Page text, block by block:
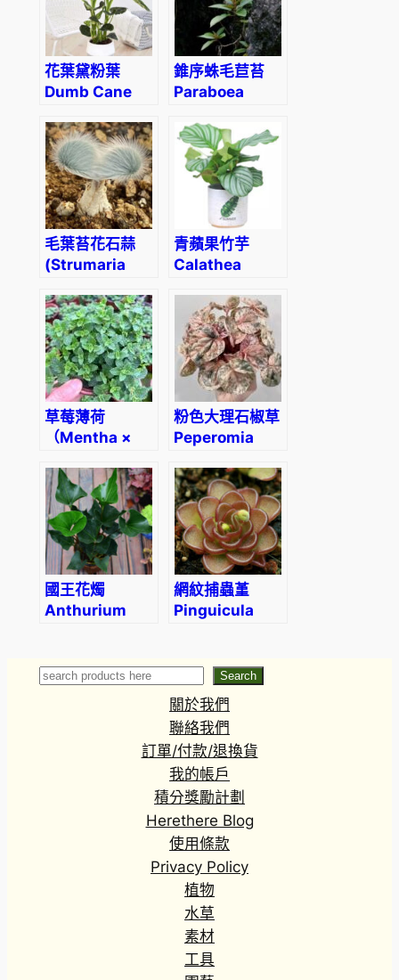
花葉黛粉葉
Dumb Cane
‘Reflector’)
錐序蛛毛苣苔
Paraboea
(Hance) Burtt
毛葉苔花石蒜
(Strumaria
青蘋果竹芋
Calathea
草莓薄荷
（Mentha ×
‘Strawberry’）
粉色大理石椒草
Peperomia
國王花燭
Anthurium
網紋捕蟲堇
Pinguicula
Search Search
關於我們
聯絡我們
訂單/付款/退換貨
我的帳戶
積分獎勵計劃
Herethere Blog
使用條款
Privacy Policy
植物
水草
素材
工具